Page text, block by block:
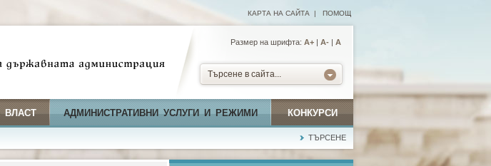
КАРТА НА САЙТА | ПОМОЩ
Размер на шрифта: А+ | A- | A
Търсене в сайта...
ВЛАСТ АДМИНИСТРАТИВНИ УСЛУГИ И РЕЖИМИ КОНКУРСИ
ТЪРСЕНЕ